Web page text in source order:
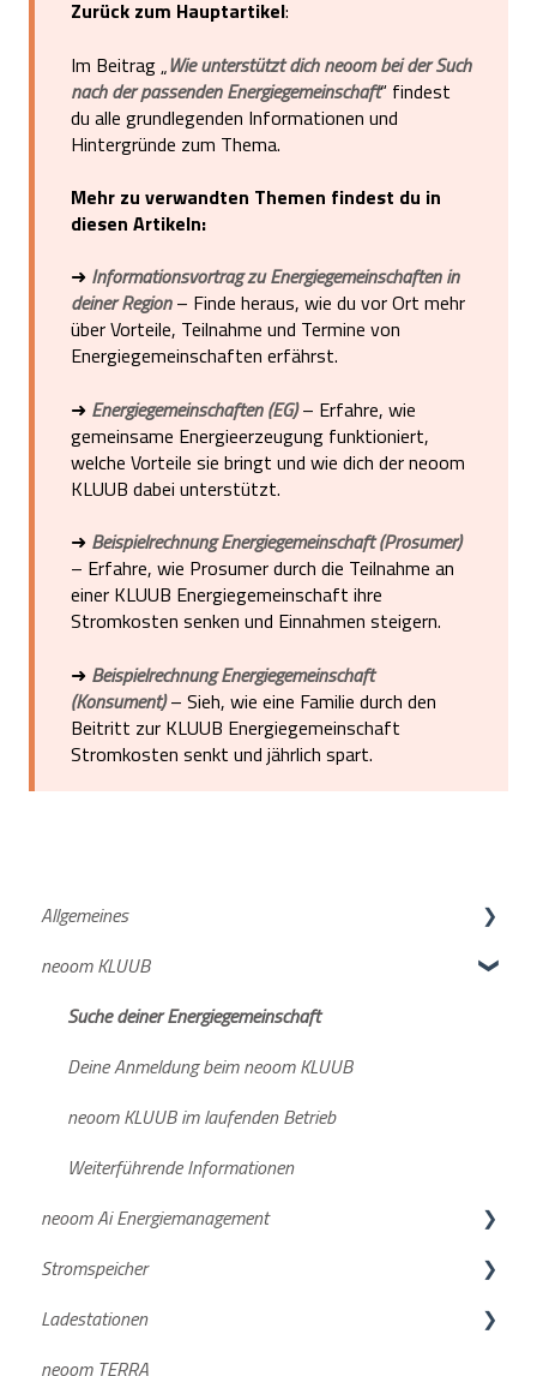
Zurück zum Hauptartikel:
Im Beitrag „Wie unterstützt dich neoom bei der Such
nach der passenden Energiegemeinschaft“ findest
du alle grundlegenden Informationen und
Hintergründe zum Thema.
Mehr zu verwandten Themen findest du in
diesen Artikeln:
➜ Informationsvortrag zu Energiegemeinschaften in
deiner Region– Finde heraus, wie du vor Ort mehr
über Vorteile, Teilnahme und Termine von
Energiegemeinschaften erfährst.
➜ Energiegemeinschaften (EG)– Erfahre, wie
gemeinsame Energieerzeugung funktioniert,
welche Vorteile sie bringt und wie dich der neoom
KLUUB dabei unterstützt.
➜ Beispielrechnung Energiegemeinschaft (Prosumer)
– Erfahre, wie Prosumer durch die Teilnahme an
einer KLUUB Energiegemeinschaft ihre
Stromkosten senken und Einnahmen steigern.
➜ Beispielrechnung Energiegemeinschaft
(Konsument) – Sieh, wie eine Familie durch den
Beitritt zur KLUUB Energiegemeinschaft
Stromkosten senkt und jährlich spart.
Allgemeines
neoom APP
Netzanmeldung
neoom KLUUB
Suche deiner Energiegemeinschaft
Deine Anmeldung beim neoom KLUUB
neoom KLUUB im laufenden Betrieb
Weiterführende Informationen
neoom Ai Energiemanagement
Neuigkeiten und wichtige Infos
Funktionsbeschreibungen
Konfigurationsanleitungen
Stromspeicher
KJUUBE NEA / Solax
Batterien
Ladestationen
BOXX & BOOGIE
neoom TERRA